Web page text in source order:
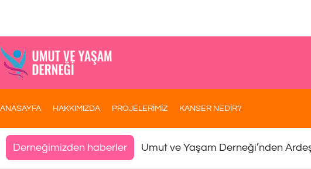
ANASAYFA HAKKIMIZDA PROJELERİMİZ KANSER NEDİR?
Derneğimizden haberler Umut ve Yaşam Derneği’nden